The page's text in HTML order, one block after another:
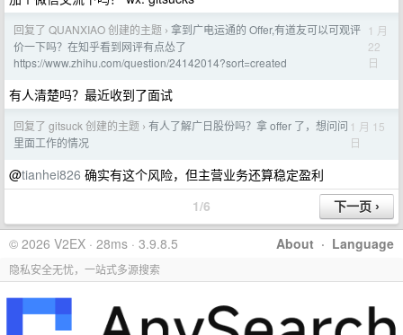
回复了 QUANXIAO 创建的主题 › 拿到广电运通的 Offer,有道友可以可观评
价一下吗？在知乎看到网评有点怂了
https://www.zhihu.com/question/24142014?sort=created
1 月
22
日
有人清楚吗？最近收到了面试
回复了 gitsuck 创建的主题 › 有人了解广日股份吗？拿 offer 了，想问问
里面工作的情况
1 月 15
日
@tianhei826 确实有这个风险，但主营业务还算稳定盈利
1/6
About · Language
© 2026 V2EX · 28ms · 3.9.8.5
隐私安全无忧，一站式多源搜索